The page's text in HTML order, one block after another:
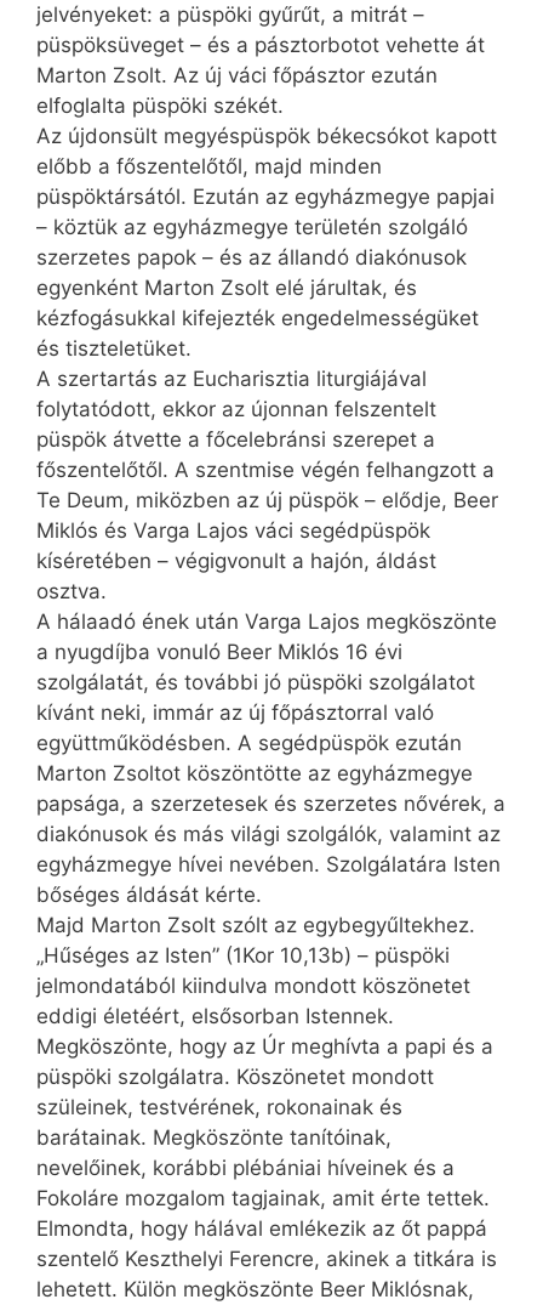
jelvényeket: a püspöki gyűrűt, a mitrát –
püspöksüveget – és a pásztorbotot vehette át
Marton Zsolt. Az új váci főpásztor ezután
elfoglalta püspöki székét.
Az újdonsült megyéspüspök békecsókot kapott
előbb a főszentelőtől, majd minden
püspöktársától. Ezután az egyházmegye papjai
– köztük az egyházmegye területén szolgáló
szerzetes papok – és az állandó diakónusok
egyenként Marton Zsolt elé járultak, és
kézfogásukkal kifejezték engedelmességüket
és tiszteletüket.
A szertartás az Eucharisztia liturgiájával
folytatódott, ekkor az újonnan felszentelt
püspök átvette a főcelebránsi szerepet a
főszentelőtől. A szentmise végén felhangzott a
Te Deum, miközben az új püspök – elődje, Beer
Miklós és Varga Lajos váci segédpüspök
kíséretében – végigvonult a hajón, áldást
osztva.
A hálaadó ének után Varga Lajos megköszönte
a nyugdíjba vonuló Beer Miklós 16 évi
szolgálatát, és további jó püspöki szolgálatot
kívánt neki, immár az új főpásztorral való
együttműködésben. A segédpüspök ezután
Marton Zsoltot köszöntötte az egyházmegye
papsága, a szerzetesek és szerzetes nővérek, a
diakónusok és más világi szolgálók, valamint az
egyházmegye hívei nevében. Szolgálatára Isten
bőséges áldását kérte.
Majd Marton Zsolt szólt az egybegyűltekhez.
„Hűséges az Isten” (1Kor 10,13b) – püspöki
jelmondatából kiindulva mondott köszönetet
eddigi életéért, elsősorban Istennek.
Megköszönte, hogy az Úr meghívta a papi és a
püspöki szolgálatra. Köszönetet mondott
szüleinek, testvé­ré­nek, rokonainak és
barátainak. Megköszönte tanítóinak,
nevelőinek, korábbi plébániai híveinek és a
Fokoláre mozgalom tagjainak, amit érte tettek.
Elmondta, hogy hálával emlékezik az őt pappá
szentelő Keszthelyi Ferencre, akinek a titkára is
lehetett. Külön megköszönte Beer Miklósnak,